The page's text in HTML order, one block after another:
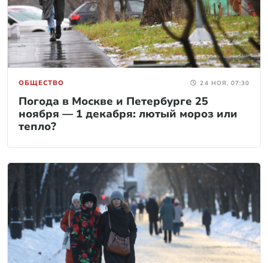
ОБЩЕСТВО 24 НОЯ, 07:30
Погода в Москве и Петербурге 25
ноября — 1 декабря: лютый мороз или
тепло?